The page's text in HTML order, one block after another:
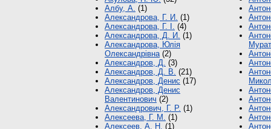
Албу, А. (1)
Александрова, Г. И. (1)
Александрова, Г. І. (4)
Александрова, Д. И. (1)
Александрова, Юлія
Олександрівна(2)
Александров, Д. (3)
Александров, Д. В. (21)
Александров, Денис (17)
Александров, Денис
Валентинович (2)
Александрович, Г. Р. (1)
Алексеева, Г. М. (1)
Алексеев, А. Н. (1)